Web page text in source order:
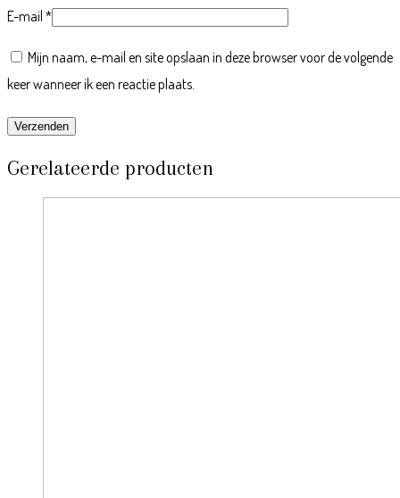
E-mail *
Mijn naam, e-mail en site opslaan in deze browser voor de volgende
keer wanneer ik een reactie plaats.
Gerelateerde producten